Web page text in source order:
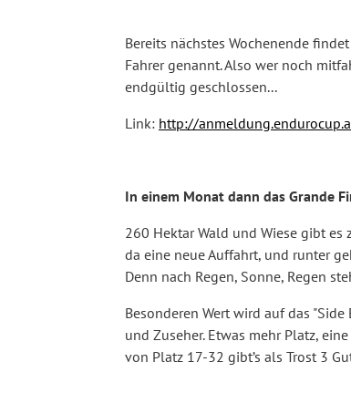
Bereits nächstes Wochenende
Fahrer genannt. Also wer noch
endgültig geschlossen...
Link: http://
In einem Monat dann das Grande
260 Hektar Wald und Wiese gibt
da eine neue Auffahrt, und runter
Denn nach Regen, Sonne, Regen
Besonderen Wert wird auf das
und Zuseher. Etwas mehr Platz,
von Platz 17-32 gibt’s als Trost 3